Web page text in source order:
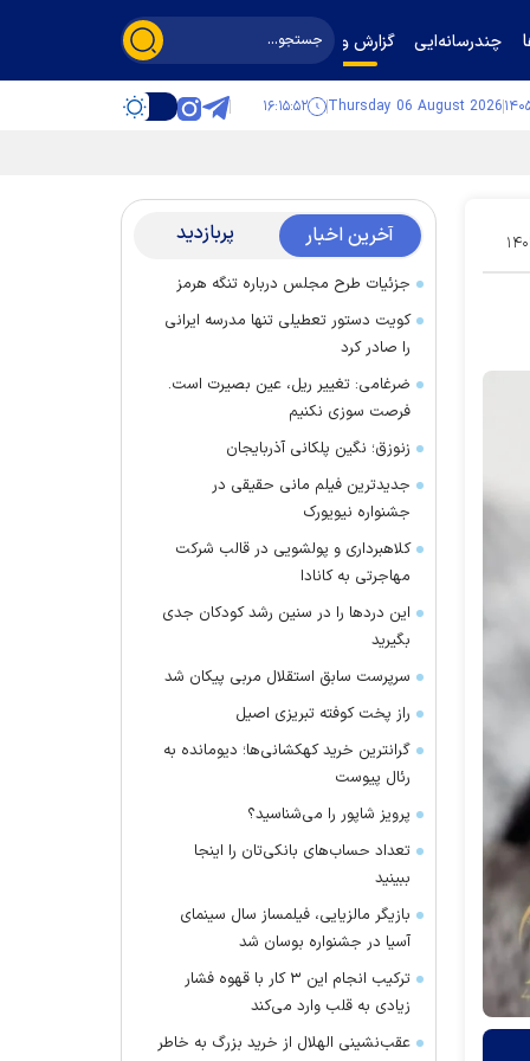
چندرسانه‌ایی گزارش و گفت‌وگو
Thursday 06 August 2026 ۱۶:۱۵:۵۴
۲۹ آخرین اخبار پربازدید
جزئیات طرح مجلس درباره تنگه هرمز
کویت دستور تعطیلی تنها مدرسه ایرانی
را صادر کرد
ضرغامی: تغییر ریل، عین بصیرت است.
فرصت سوزی نکنیم
زنوزق؛ نگین پلکانی آذربایجان
جدیدترین فیلم مانی حقیقی در
جشنواره نیویورک
کلاهبرداری و پولشویی در قالب شرکت
مهاجرتی به کانادا
این درد‌ها را در سنین رشد کودکان جدی
بگیرید
سرپرست سابق استقلال مربی پیکان شد
راز پخت کوفته تبریزی اصیل
گرانترین خرید کهکشانی‌ها؛ دیومانده به
رئال پیوست
پرویز شاپور را می‌شناسید؟
تعداد حساب‌های بانکی‌تان را اینجا
ببینید
بازیگر مالزیایی، فیلمساز سال سینمای
آسیا در جشنواره بوسان شد
ترکیب انجام این ۳ کار با قهوه فشار
زیادی به قلب وارد می‌کند
عقب‌نشینی الهلال از خرید بزرگ به خاطر